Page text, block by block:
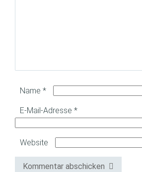
Name *
E-Mail-Adresse *
Website
Kommentar abschicken